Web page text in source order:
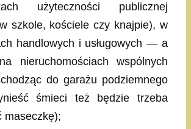
użyteczności publicznej
szkole, kościele czy knajpie), w
handlowych i usługowych — a
nieruchomościach wspólnych
do garażu podziemnego
śmieci też będzie trzeba
maseczkę);